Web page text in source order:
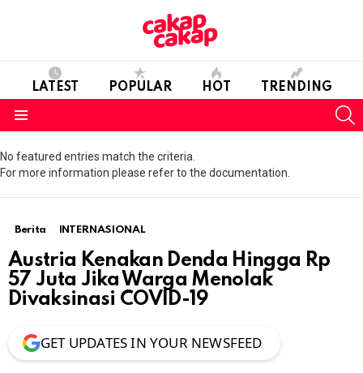
LATEST POPULAR HOT TRENDING
No featured entries match the criteria.
For more information please refer to the documentation.
Berita INTERNASIONAL
Austria Kenakan Denda Hingga Rp
57 Juta Jika Warga Menolak
Divaksinasi COVID-19
GET UPDATES IN YOUR NEWSFEED